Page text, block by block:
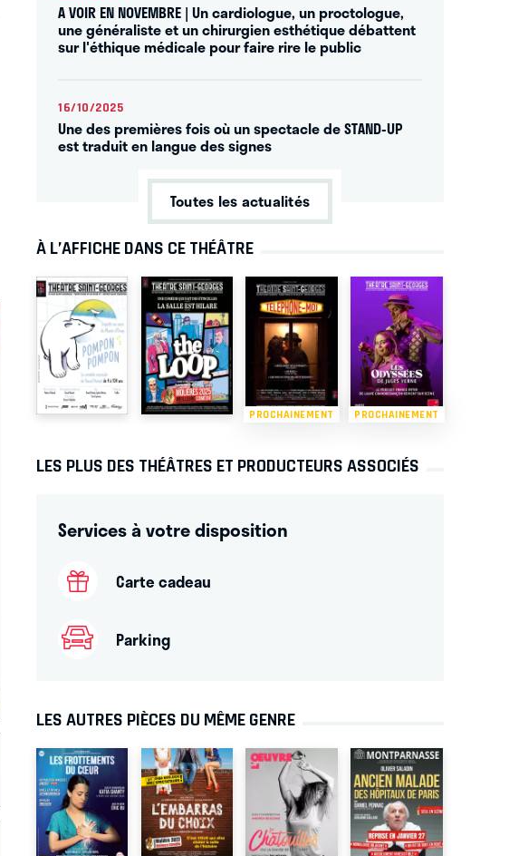
A VOIR EN NOVEMBRE | Un cardiologue, un proctologue,
une généraliste et un chirurgien esthétique débattent
sur l'éthique médicale pour faire rire le public
16/10/2025
Une des premières fois où un spectacle de STAND-UP
est traduit en langue des signes
Toutes les actualités
À L’AFFICHE DANS CE THÉÂTRE
PROCHAINEMENT PROCHAINEMENT
LES PLUS DES THÉÂTRES ET PRODUCTEURS ASSOCIÉS
Services à votre disposition
Carte cadeau
Parking
LES AUTRES PIÈCES DU MÊME GENRE